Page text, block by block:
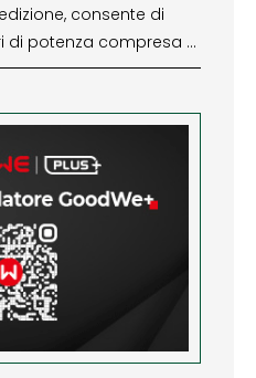
consente di
di potenza compresa …